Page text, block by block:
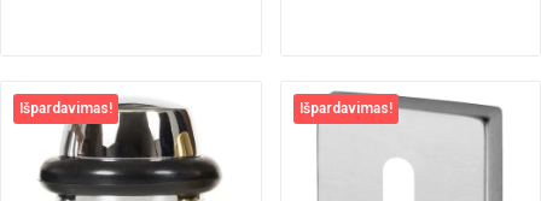
Išpardavimas! Išpardavimas!